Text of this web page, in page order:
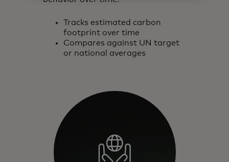
Tracks estimated carbon
footprint over time
Compares against UN target
or national averages